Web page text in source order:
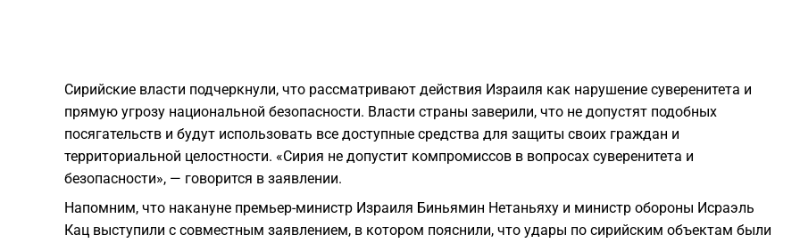
Сирийские власти подчеркнули, что рассматривают действия Израиля как нарушение суверенитета и
прямую угрозу национальной безопасности. Власти страны заверили, что не допустят подобных
посягательств и будут использовать все доступные средства для защиты своих граждан и
территориальной целостности. «Сирия не допустит компромиссов в вопросах суверенитета и
безопасности», — говорится в заявлении.
Напомним, что накануне премьер-министр Израиля Биньямин Нетаньяху и министр обороны Исраэль
Кац выступили с совместным заявлением, в котором пояснили, что удары по сирийским объектам были